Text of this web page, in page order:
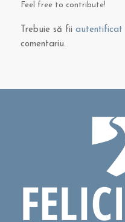
Feel free to contribute!
Trebuie să fii autentificat
comentariu.